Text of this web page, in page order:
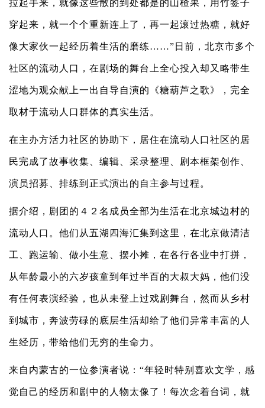
拉起手来，就像这些散的到处都是的山楂果，用竹签子
穿起来，就一个个重新连上了，再一起滚过热糖，就好
像大家伙一起经历着生活的磨练……”日前，北京市多个
社区的流动人口，在剧场的舞台上全心投入却又略带生
涩地为观众献上一出自导自演的《糖葫芦之歌》，完全
取材于流动人口群体的真实生活。
在主办方活力社区的协助下，居住在流动人口社区的居
民完成了故事收集、编辑、采录整理、剧本框架创作、
演员招募、排练到正式演出的自主参与过程。
据介绍，剧团的４２名成员全部为生活在北京城边村的
流动人口。他们从五湖四海汇集到这里，在北京做清洁
工、跑运输、做小生意、摆小摊，在各行各业中打拼，
从年龄最小的六岁孩童到年过半百的大叔大妈，他们没
有任何表演经验，也从未登上过戏剧舞台，然而从乡村
到城市，奔波劳碌的底层生活却给了他们异常丰富的人
生经历，带给他们无穷的生命力。
来自内蒙古的一位参演者说：“年轻时特别喜欢文学，感
觉自己的经历和剧中的人物太像了！每次念着台词，就